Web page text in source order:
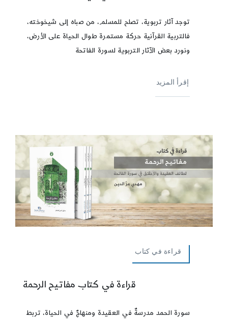
توجد آثار تربوية، تصلح للمسلم، من صباه إلى شيخوخته،
فالتربية القرآنية حركة مستمرة طوال الحياة على الأرض،
ونورد بعض الآثار التربوية لسورة الفاتحة
إقرأ المزيد
قراءة في كتاب
قراءة في كتاب مفاتيح الرحمة
سورة الحمد مدرسةٌ في العقيدة ومنهاجٌ في الحياة، تربط